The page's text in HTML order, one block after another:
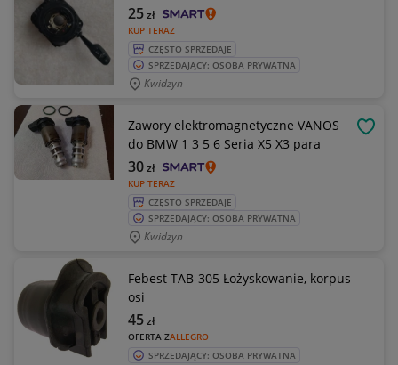
KUP TERAZ
25zł
CZĘSTO SPRZEDAJE
SPRZEDAJĄCY: OSOBA PRYWATNA
Kwidzyn
Zawory elektromagnetyczne VANOS
do BMW 1 3 5 6 Seria X5 X3 para
KUP TERAZ
30zł
CZĘSTO SPRZEDAJE
SPRZEDAJĄCY: OSOBA PRYWATNA
Kwidzyn
Febest TAB-305 Łożyskowanie, korpus
osi
OFERTA ZALLEGRO
45zł
SPRZEDAJĄCY: OSOBA PRYWATNA